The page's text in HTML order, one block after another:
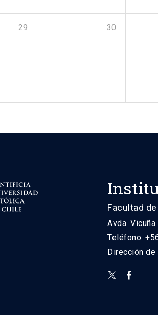
29 30
Facultad
Avda.
Teléfono:
Dirección